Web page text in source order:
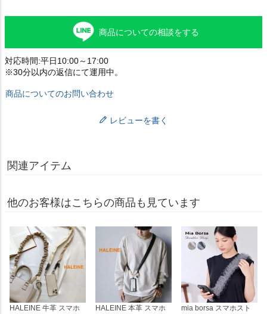
商品についての相談をする
対応時間:平日10:00～17:00
※30分以内の返信にて運用中。
商品についてのお問い合わせ
レビューを書く
関連アイテム
他のお客様はこちらの商品も見ています
HALEINE 牛革 スマホ
HALEINE 本革 スマホ
mia borsa スマホスト